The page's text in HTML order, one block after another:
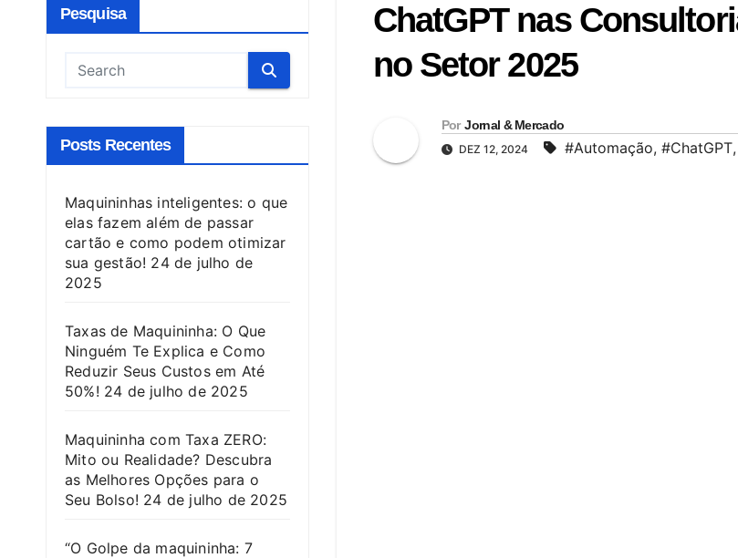
Pesquisa
Posts Recentes
Maquininhas inteligentes: o que
elas fazem além de passar
cartão e como podem otimizar
sua gestão! 24 de julho de
2025
Taxas de Maquininha: O Que
Ninguém Te Explica e Como
Reduzir Seus Custos em Até
50%! 24 de julho de 2025
Maquininha com Taxa ZERO:
Mito ou Realidade? Descubra
as Melhores Opções para o
Seu Bolso! 24 de julho de 2025
“O Golpe da maquininha: 7
ChatGPT nas
no Setor 2025
Por Jornal & Mercado
DEZ 12, 2024 #Automação, #ChatGPT,